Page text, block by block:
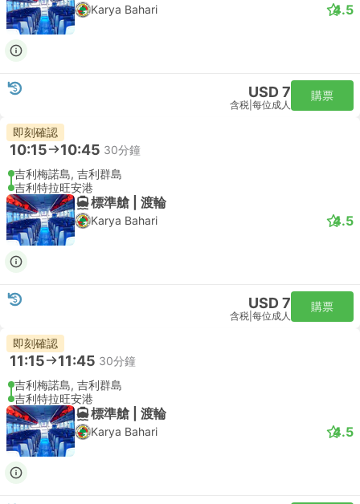
Karya Bahari 4.5
USD 7
含税 每位成人
購票
即刻確認
10:15 10:45 30分鐘
吉利梅諾島, 吉利群島
吉利特拉旺安港
標準艙 | 渡輪
Karya Bahari 4.5
USD 7
含税 每位成人
購票
即刻確認
11:15 11:45 30分鐘
吉利梅諾島, 吉利群島
吉利特拉旺安港
標準艙 | 渡輪
Karya Bahari 4.5